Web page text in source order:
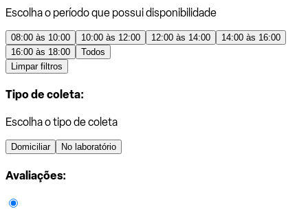
Escolha o período que possui disponibilidade
08:00 às 10:00 10:00 às 12:00 12:00 às 14:00
14:00 às 16:00
16:00 às 18:00
Todos
Limpar filtros
Tipo de coleta:
Escolha o tipo de coleta
Domiciliar No laboratório
Avaliações: